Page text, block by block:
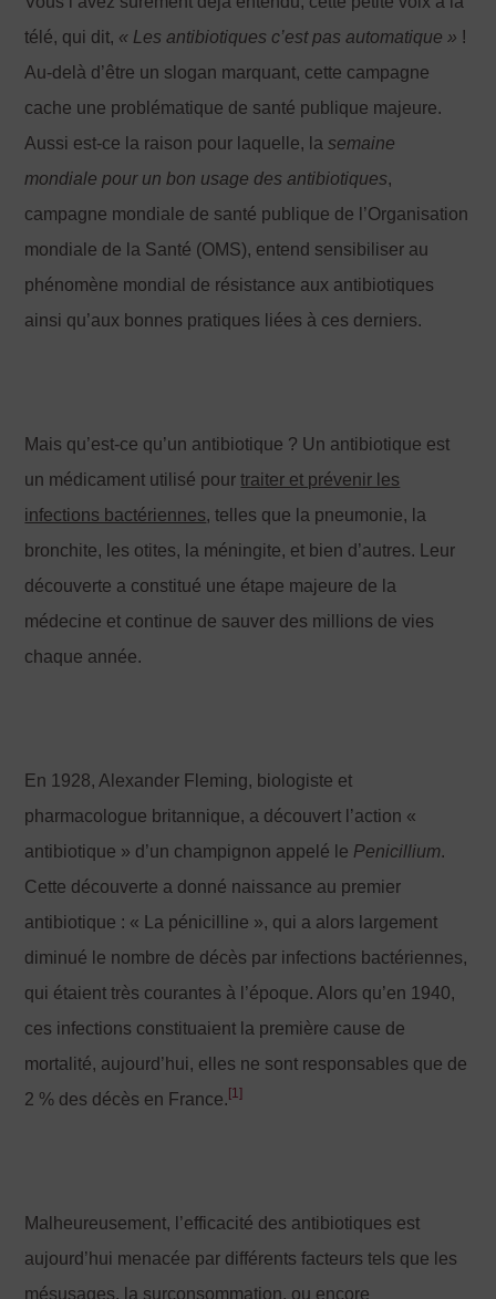
télé, qui dit, « Les antibiotiques c’est pas automatique» !
Au-delà d’être un slogan marquant, cette campagne
cache une problématique de santé publique majeure.
Aussi est-ce la raison pour laquelle, lasemaine
mondiale pour un bon usage des antibiotiques,
campagne mondiale de santé publique de l’Organisation
mondiale de la Santé (OMS), entend sensibiliser au
phénomène mondial de résistance aux antibiotiques
ainsi qu’aux bonnes pratiques liées à ces derniers.
Mais qu’est-ce qu’un antibiotique ? Un antibiotique est
un médicament utilisé pourtraiter et prévenir les
infections bactériennes, telles que la pneumonie, la
bronchite, les otites, la méningite, et bien d’autres. Leur
découverte a constitué une étape majeure de la
médecine et continue de sauver des millions de vies
chaque année.
En 1928, Alexander Fleming, biologiste et
pharmacologue britannique, a découvert l’action «
antibiotique » d’un champignon appelé le Penicillium.
Cette découverte a donné naissance au premier
antibiotique : « La pénicilline », qui a alors largement
diminué le nombre de décès par infections bactériennes,
qui étaient très courantes à l’époque. Alors qu’en 1940,
ces infections constituaient la première cause de
mortalité, aujourd’hui, elles ne sont responsables que de
2 % des décès en France. [1]
Malheureusement, l’efficacité des antibiotiques est
aujourd’hui menacée par différents facteurs tels que les
mésusages, la surconsommation, ou encore